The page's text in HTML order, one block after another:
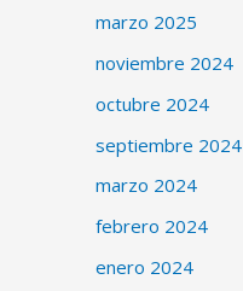
marzo 2025
noviembre 2024
octubre 2024
septiembre 2024
marzo 2024
febrero 2024
enero 2024